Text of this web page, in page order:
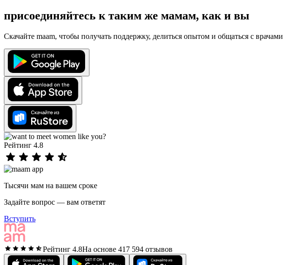
присоединяйтесь к таким же мамам, как и вы
Скачайте maam, чтобы получать поддержку, делиться опытом и общаться с врачами
Рейтинг 4.8
Тысячи мам на вашем сроке
Задайте вопрос — вам ответят
Вступить
Рейтинг 4.8На основе 417 594 отзывов